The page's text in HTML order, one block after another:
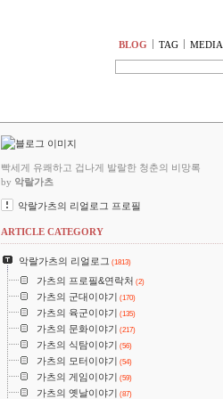
BLOG TAG MEDIA
빡세게 유쾌하고 겁나게 발랄한 청춘의 비망록
by 악랄가츠
악랄가츠의 리얼로그 프로필
ARTICLE CATEGORY
악랄가츠의 리얼로그 (1813)
가츠의 프로필&연락처 (2)
가츠의 군대이야기 (170)
가츠의 육군이야기 (135)
가츠의 문화이야기 (217)
가츠의 식탐이야기 (56)
가츠의 모터이야기 (54)
가츠의 게임이야기 (59)
가츠의 옛날이야기 (87)